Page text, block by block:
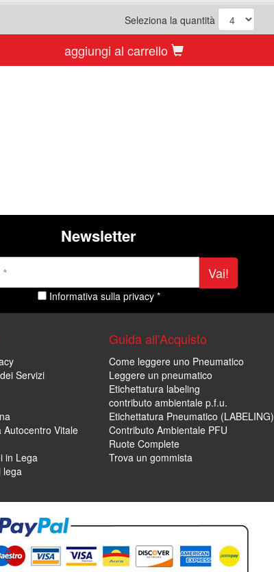
Seleziona la quantità
aggiungi al carrello
Newsletter
Vai!
Informativa sulla privacy *
Servizi
Autocentro Vitale
in Lega
lega
Guida all'Acquisto
Come leggere uno Pneumatico
Leggere un pneumatico
Etichettatura labeling
contributo ambientale p.f.u.
Etichettatura Pneumatico (LABELING)
Contributo Ambientale PFU
Ruote Complete
Trova un gommista